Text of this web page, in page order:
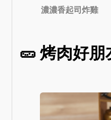
濃濃香起司炸雞
🥒 烤肉好朋